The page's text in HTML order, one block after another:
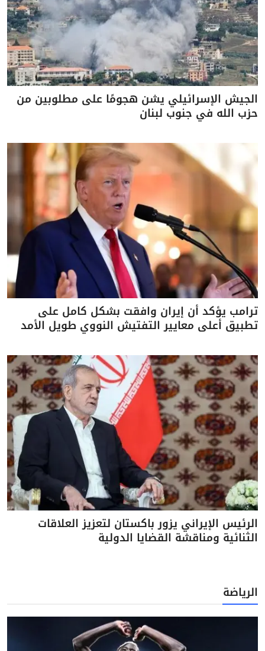
الجيش الإسرائيلي يشن هجومًا على مطلوبين من
حزب الله في جنوب لبنان
ترامب يؤكد أن إيران وافقت بشكل كامل على
تطبيق أعلى معايير التفتيش النووي طويل الأمد
الرئيس الإيراني يزور باكستان لتعزيز العلاقات
الثنائية ومناقشة القضايا الدولية
الرياضة